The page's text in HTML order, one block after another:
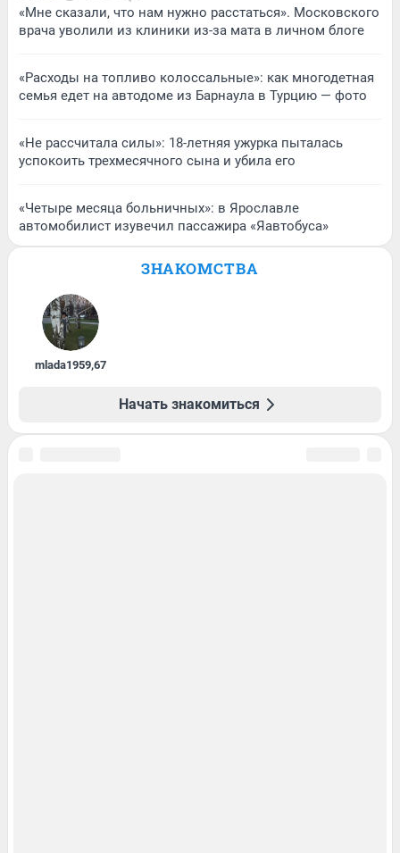
«Мне сказали, что нам нужно расстаться». Московского
врача уволили из клиники из-за мата в личном блоге
«Расходы на топливо колоссальные»: как многодетная
семья едет на автодоме из Барнаула в Турцию — фото
«Не рассчитала силы»: 18-летняя ужурка пыталась
успокоить трехмесячного сына и убила его
«Четыре месяца больничных»: в Ярославле
автомобилист изувечил пассажира «Яавтобуса»
ЗНАКОМСТВА
mlada1959,67
Начать знакомиться